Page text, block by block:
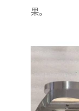
果。